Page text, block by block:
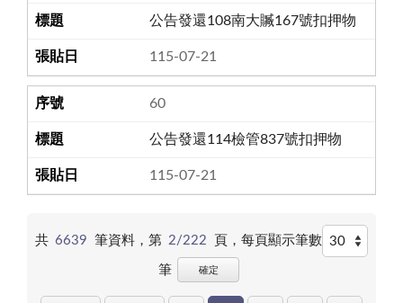
公告發還108南大贓167號扣押物
115-07-21
60
公告發還114檢管837號扣押物
115-07-21
共 6639 筆資料，第 2/222 頁， 每頁顯示筆數
筆 確定